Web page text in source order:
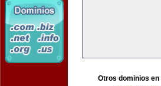
Otros dominios en